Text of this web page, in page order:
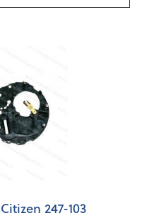
247-103